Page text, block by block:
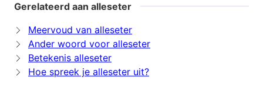
Gerelateerd aan alleseter
Meervoud van alleseter
Ander woord voor alleseter
Betekenis alleseter
Hoe spreek je alleseter uit?